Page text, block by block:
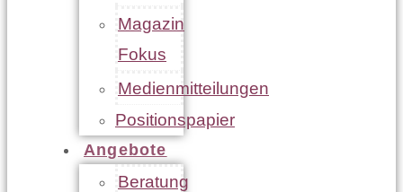
Magazin
Fokus
Medienmitteilungen
Positionspapier
Angebote
Beratung